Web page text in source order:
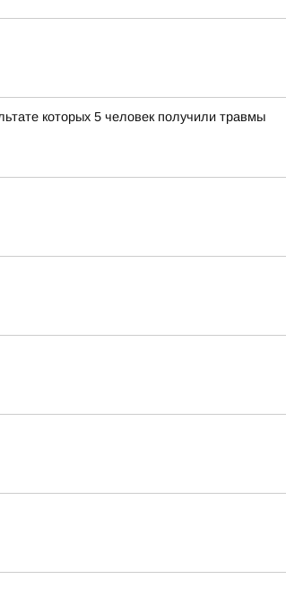
которых 5 человек получили травмы